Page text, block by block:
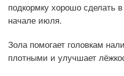
подкормку хорошо сделать
начале июля.
Зола помогает головкам
плотными и улучшает